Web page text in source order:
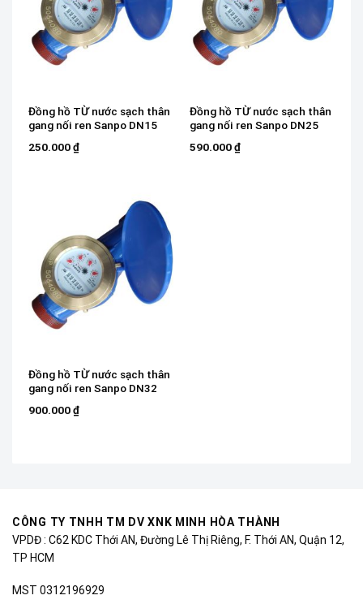
Đồng hồ TỪ nước sạch thân
gang nối ren Sanpo DN15
250.000₫
Đồng hồ TỪ nước sạch thân
gang nối ren Sanpo DN25
590.000₫
Đồng hồ TỪ nước sạch thân
gang nối ren Sanpo DN32
900.000₫
CÔNG TY TNHH TM DV XNK MINH HÒA THÀNH
VPDĐ : C62 KDC Thới AN, Đường Lê Thị Riêng, F. Thới AN, Quận 12,
TP HCM
MST 0312196929